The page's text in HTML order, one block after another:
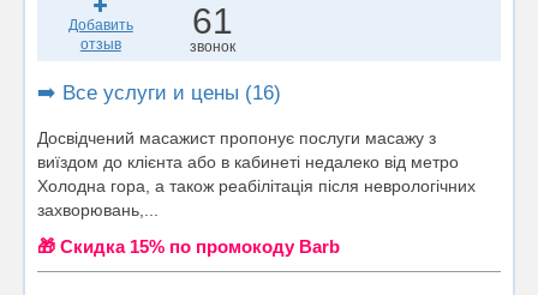
Добавить
отзыв
61
звонок
➡️ Все услуги и цены (16)
Досвідчений масажист пропонує послуги масажу з
виїздом до клієнта або в кабинеті недалеко від метро
Холодна гора, а також реабілітація після неврологічних
захворювань,...
🎁 Cкидка 15% по промокоду Barb